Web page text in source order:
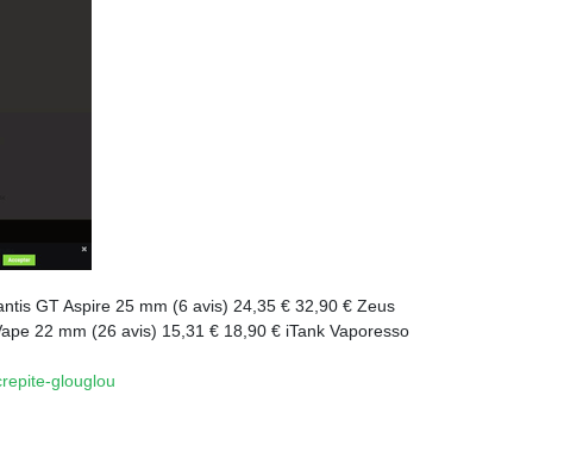
GT Aspire 25 mm (6 avis) 24,35 € 32,90 € Zeus
22 mm (26 avis) 15,31 € 18,90 € iTank Vaporesso
glouglou